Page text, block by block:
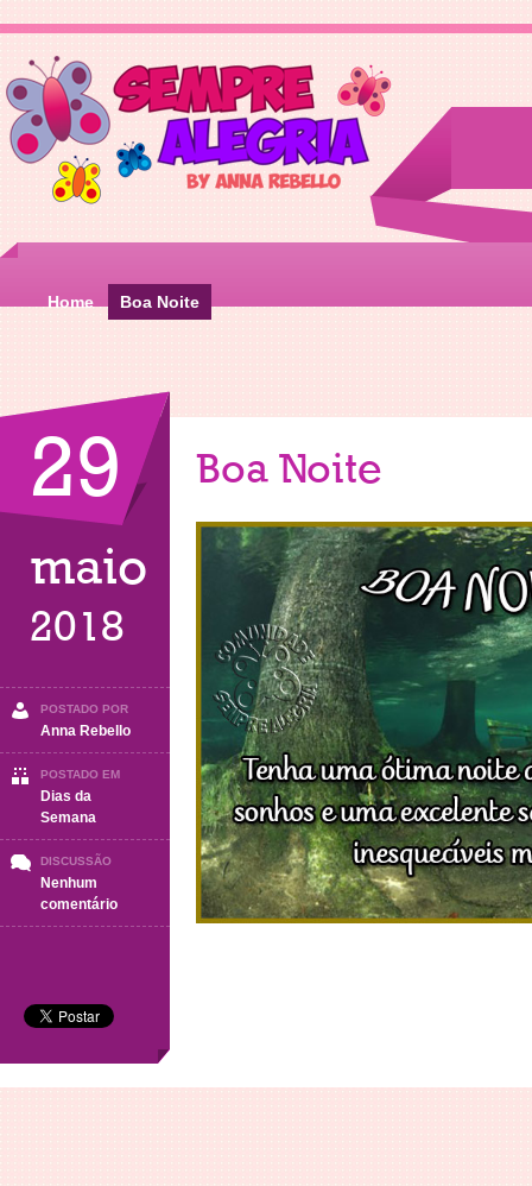
Home Boa Noite
29
maio
2018
POSTADO POR
Anna Rebello
POSTADO EM
Dias da
Semana
DISCUSSÃO
Nenhum
comentárioem
Boa
Boa Noite